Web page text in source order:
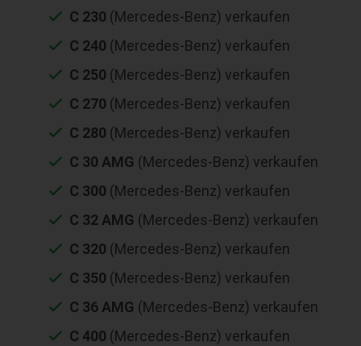
C 230 (Mercedes-Benz) verkaufen
C 240 (Mercedes-Benz) verkaufen
C 250 (Mercedes-Benz) verkaufen
C 270 (Mercedes-Benz) verkaufen
C 280 (Mercedes-Benz) verkaufen
C 30 AMG (Mercedes-Benz) verkaufen
C 300 (Mercedes-Benz) verkaufen
C 32 AMG (Mercedes-Benz) verkaufen
C 320 (Mercedes-Benz) verkaufen
C 350 (Mercedes-Benz) verkaufen
C 36 AMG (Mercedes-Benz) verkaufen
C 400 (Mercedes-Benz) verkaufen